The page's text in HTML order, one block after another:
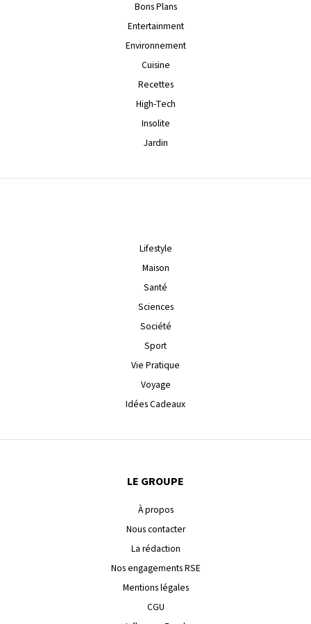
Bons Plans
Entertainment
Environnement
Cuisine
Recettes
High-Tech
Insolite
Jardin
Lifestyle
Maison
Santé
Sciences
Société
Sport
Vie Pratique
Voyage
Idées Cadeaux
LE GROUPE
À propos
Nous contacter
La rédaction
Nos engagements RSE
Mentions légales
CGU